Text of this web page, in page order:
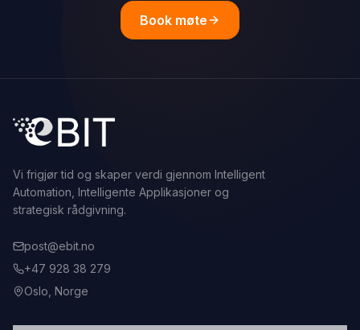
Book møte
Vi frigjør tid og skaper verdi gjennom Intelligent
Automation, Intelligente Applikasjoner og
strategisk rådgivning.
post@ebit.no
+47 928 38 279
Oslo, Norge